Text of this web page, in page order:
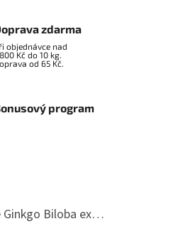
zdarma
objednávce nad
Kč do 10 kg.
od 65 Kč.
program
Golden Nature Ginkgo Biloba extrakt 50:1 60mg, 100 kapslí
je 5 z 5 hvězdiček.